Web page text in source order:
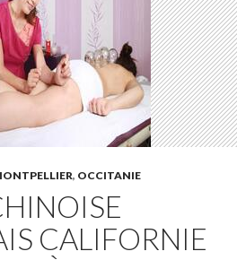
, OCCITANIE
CALIFORNIE